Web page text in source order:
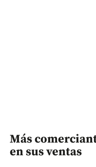
Más
en sus ventas